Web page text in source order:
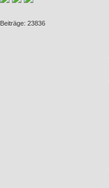
Beiträge: 23836